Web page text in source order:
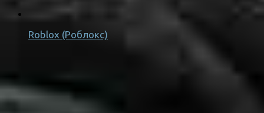
Roblox (Роблокс)